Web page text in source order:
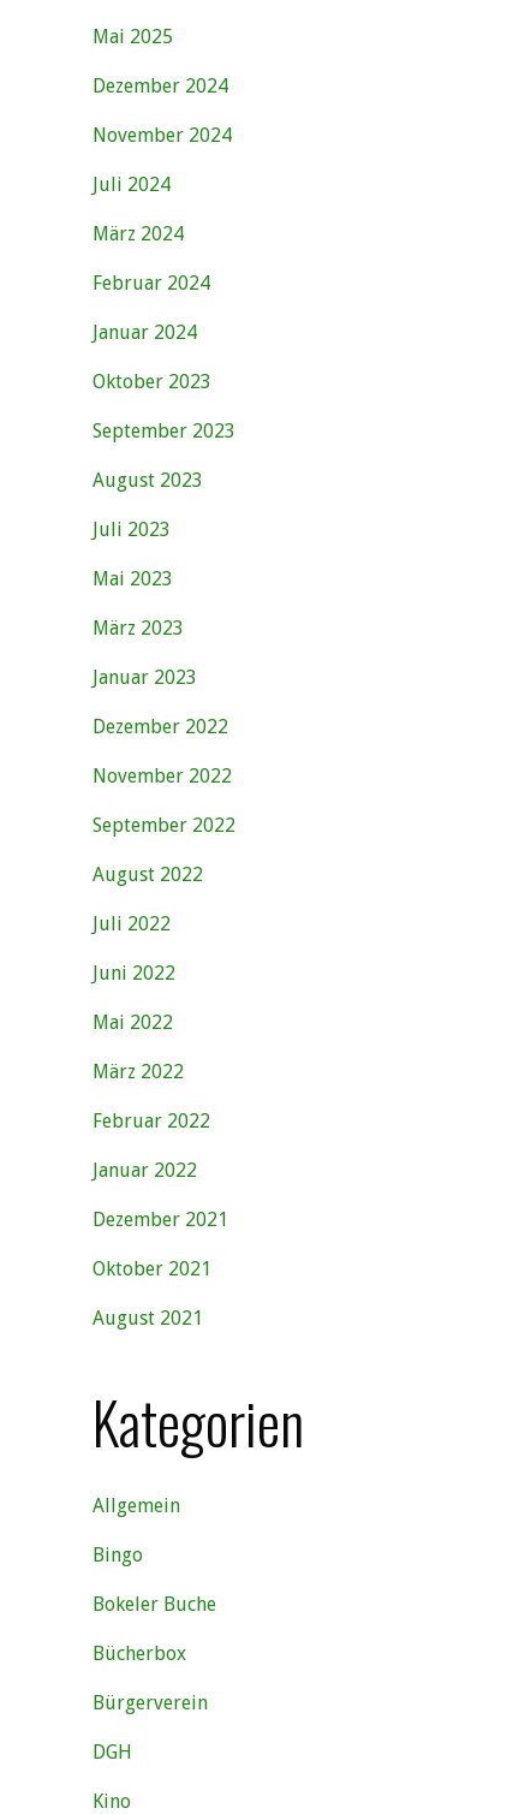
Mai 2025
Dezember 2024
November 2024
Juli 2024
März 2024
Februar 2024
Januar 2024
Oktober 2023
September 2023
August 2023
Juli 2023
Mai 2023
März 2023
Januar 2023
Dezember 2022
November 2022
September 2022
August 2022
Juli 2022
Juni 2022
Mai 2022
März 2022
Februar 2022
Januar 2022
Dezember 2021
Oktober 2021
August 2021
Kategorien
Allgemein
Bingo
Bokeler Buche
Bücherbox
Bürgerverein
DGH
Kino